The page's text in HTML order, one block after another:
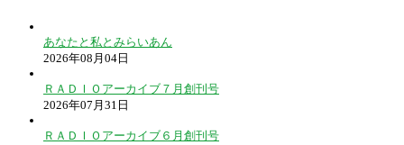
あなたと私とみらいあん
2026年08月04日
ＲＡＤＩＯアーカイブ７月創刊号
2026年07月31日
ＲＡＤＩＯアーカイブ６月創刊号